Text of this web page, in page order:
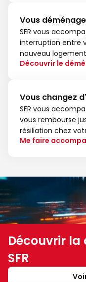
Vous
SFR vous
interruption entre
nouveau
Découvrir le
Vous changez
SFR vous
vous rembourse
résiliation chez
Me faire
Découvrir
SFR